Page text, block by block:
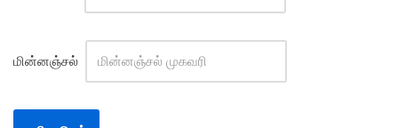
மின்னஞ்சல்